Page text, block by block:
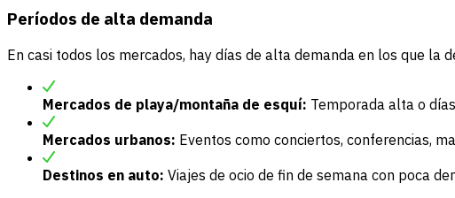
Períodos de alta demanda
En casi todos los mercados, hay días de alta demanda en los que la
Mercados de playa/montaña de esquí: Temporada alta o
Mercados urbanos: Eventos como conciertos, conferencias,
Destinos en auto: Viajes de ocio de fin de semana con poca